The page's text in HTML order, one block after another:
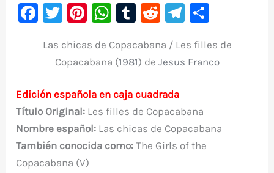
F
c
b
o
o
k
T
it
te
r
Pi
er
e
st
W
at
s
A
p
p
T
m
bl
r
R
d
di
t
Te
gr
a
m
p
r
Las chicas de Copacabana / Les filles de
Copacabana (1981) de Jesus Franco
Edición española en caja cuadrada
Título Original: Les filles de Copacabana
Nombre español: Las chicas de Copacabana
También conocida como: The Girls of the
Copacabana (V)